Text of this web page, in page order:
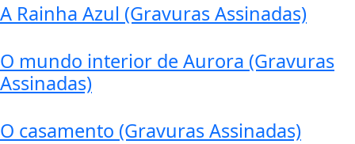
A Rainha Azul (Gravuras Assinadas)
O mundo interior de Aurora (Gravuras
Assinadas)
O casamento (Gravuras Assinadas)